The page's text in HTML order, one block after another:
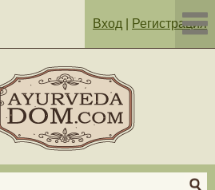
Вход Регистрация